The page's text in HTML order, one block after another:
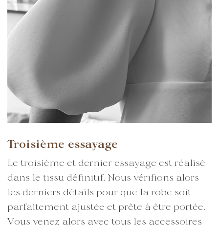
Troisième essayage
Le troisième et dernier essayage est réalisé
dans le tissu définitif. Nous vérifions alors
les derniers détails pour que la robe soit
parfaitement ajustée et prête à être portée.
Vous venez alors avec tous les accessoires